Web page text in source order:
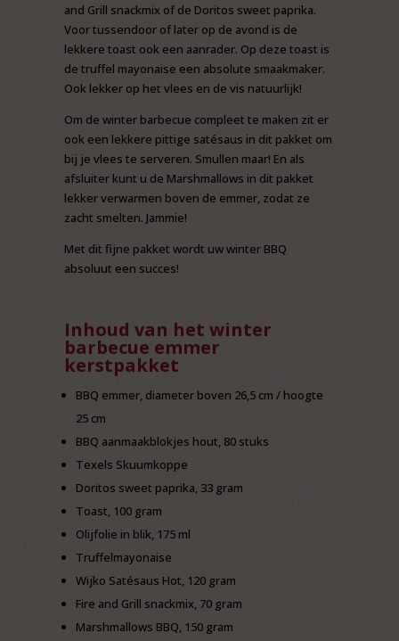
and Grill snackmix of de Doritos sweet paprika.
Voor tussendoor of later op de avond is de
lekkere toast ook een aanrader. Op deze toast is
de truffel mayonaise een absolute smaakmaker.
Ook lekker op het vlees en de vis natuurlijk!
Om de winter barbecue compleet te maken zit er
ook een lekkere pittige satésaus in dit pakket om
bij je vlees te serveren. Smullen maar! En als
afsluiter kunt u de Marshmallows in dit pakket
lekker verwarmen boven de emmer, zodat ze
zacht smelten. Jammie!
Met dit fijne pakket wordt uw winter BBQ
absoluut een succes!
Inhoud van het winter
barbecue emmer
kerstpakket
BBQ emmer, diameter boven 26,5 cm / hoogte
25 cm
BBQ aanmaakblokjes hout, 80 stuks
Texels Skuumkoppe
Doritos sweet paprika, 33 gram
Toast, 100 gram
Olijfolie in blik, 175 ml
Truffelmayonaise
Wijko Satésaus Hot, 120 gram
Fire and Grill snackmix, 70 gram
Marshmallows BBQ, 150 gram